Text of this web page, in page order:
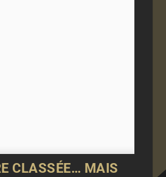
CLASSÉE… MAIS